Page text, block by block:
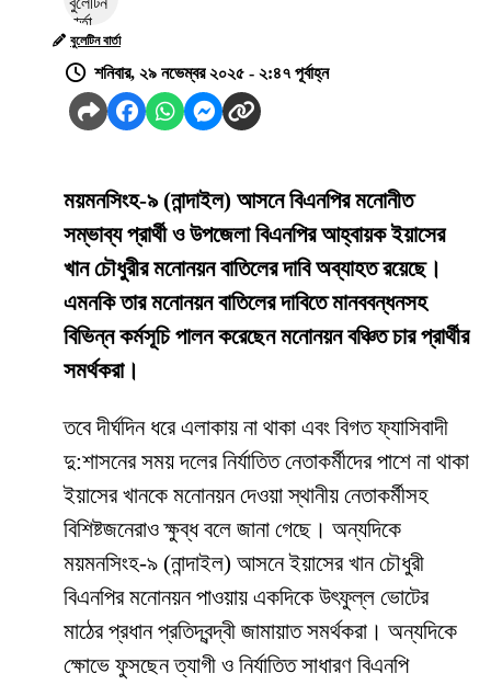
বুলেটিন বার্তা
শনিবার, ২৯ নভেম্বর ২০২৫ - ২:৪৭ পূর্বাহ্ন
ময়মনসিংহ-৯ (নান্দাইল) আসনে বিএনপির মনোনীত
সম্ভাব্য প্রার্থী ও উপজেলা বিএনপির আহ্বায়ক ইয়াসের
খান চৌধুরীর মনোনয়ন বাতিলের দাবি অব্যাহত রয়েছে।
এমনকি তার মনোনয়ন বাতিলের দাবিতে মানববন্ধনসহ
বিভিন্ন কর্মসূচি পালন করেছেন মনোনয়ন বঞ্চিত চার প্রার্থীর
সমর্থকরা।
তবে দীর্ঘদিন ধরে এলাকায় না থাকা এবং বিগত ফ্যাসিবাদী
দু:শাসনের সময় দলের নির্যাতিত নেতাকর্মীদের পাশে না থাকা
ইয়াসের খানকে মনোনয়ন দেওয়া স্থানীয় নেতাকর্মীসহ
বিশিষ্টজনেরাও ক্ষুব্ধ বলে জানা গেছে। অন্যদিকে
ময়মনসিংহ-৯ (নান্দাইল) আসনে ইয়াসের খান চৌধুরী
বিএনপির মনোনয়ন পাওয়ায় একদিকে উৎফুল্ল ভোটের
মাঠের প্রধান প্রতিদ্বন্দ্বী জামায়াত সমর্থকরা। অন্যদিকে
ক্ষোভে ফুসছেন ত্যাগী ও নির্যাতিত সাধারণ বিএনপি